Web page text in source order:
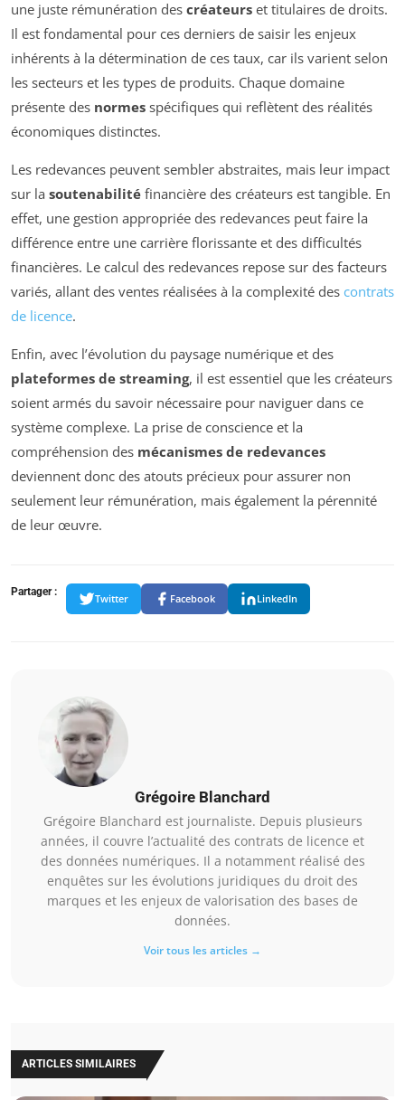
une juste rémunération des créateurs et titulaires de droits.
Il est fondamental pour ces derniers de saisir les enjeux
inhérents à la détermination de ces taux, car ils varient selon
les secteurs et les types de produits. Chaque domaine
présente des normes spécifiques qui reflètent des réalités
économiques distinctes.
Les redevances peuvent sembler abstraites, mais leur impact
sur la soutenabilité financière des créateurs est tangible. En
effet, une gestion appropriée des redevances peut faire la
différence entre une carrière florissante et des difficultés
financières. Le calcul des redevances repose sur des facteurs
variés, allant des ventes réalisées à la complexité des contrats
de licence.
Enfin, avec l’évolution du paysage numérique et des
plateformes de streaming, il est essentiel que les créateurs
soient armés du savoir nécessaire pour naviguer dans ce
système complexe. La prise de conscience et la
compréhension des mécanismes de redevances
deviennent donc des atouts précieux pour assurer non
seulement leur rémunération, mais également la pérennité
de leur œuvre.
Partager :
Twitter Facebook LinkedIn
Grégoire Blanchard
Grégoire Blanchard est journaliste. Depuis plusieurs
années, il couvre l’actualité des contrats de licence et
des données numériques. Il a notamment réalisé des
enquêtes sur les évolutions juridiques du droit des
marques et les enjeux de valorisation des bases de
données.
Voir tous les articles →
ARTICLES SIMILAIRES